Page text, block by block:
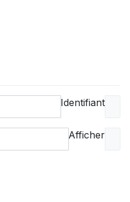
Identifiant
Afficher